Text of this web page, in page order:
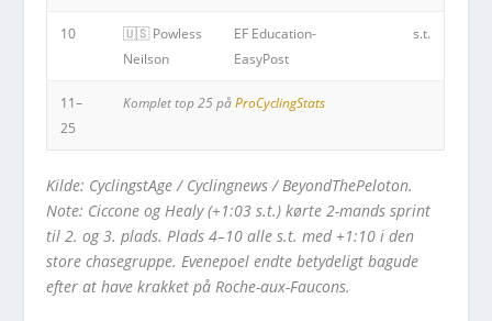
10
🇺🇸 Powless
Neilson
EF Education-
EasyPost
s.t.
11–
25
Komplet top 25 påProCyclingStats
Kilde: CyclingstAge / Cyclingnews / BeyondThePeloton.
Note: Ciccone og Healy (+1:03 s.t.) kørte 2-mands sprint
til 2. og 3. plads. Plads 4–10 alle s.t. med +1:10 i den
store chasegruppe. Evenepoel endte betydeligt bagude
efter at have krakket på Roche-aux-Faucons.